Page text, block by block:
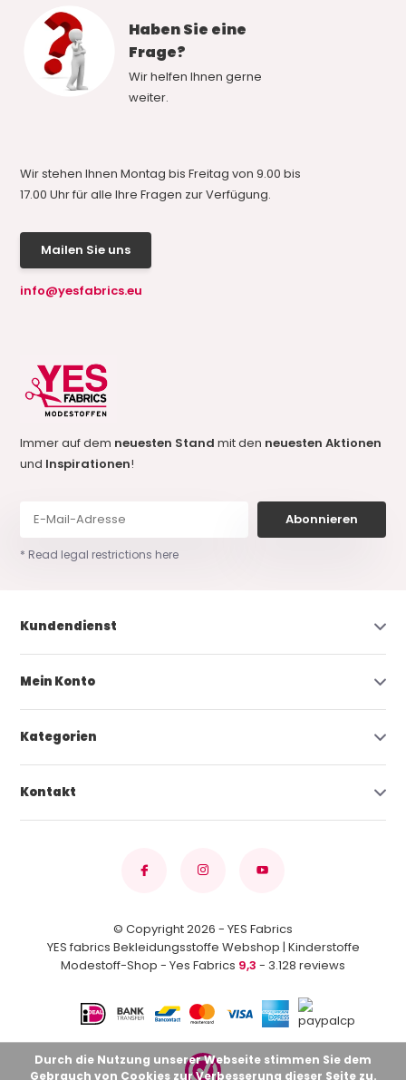
Haben Sie eine
Frage?
Wir helfen Ihnen gerne
weiter.
Wir stehen Ihnen Montag bis Freitag von 9.00 bis
17.00 Uhr für alle Ihre Fragen zur Verfügung.
Mailen Sie uns
info@yesfabrics.eu
Immer auf dem neuesten Standmit den neuesten Aktionen
und Inspirationen!
Abonnieren
* Read legal restrictions here
Kundendienst
Mein Konto
Kategorien
Kontakt
© Copyright 2026 - YES Fabrics
YES fabrics Bekleidungsstoffe Webshop | Kinderstoffe
Modestoff-Shop - Yes Fabrics 9,3 - 3.128 reviews
Durch die Nutzung unserer Webseite stimmen Sie dem
Gebrauch von Cookies zur Verbesserung dieser Seite zu.